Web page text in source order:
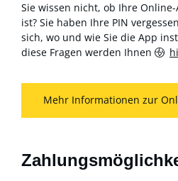
Sie wissen nicht, ob Ihre
ist? Sie haben Ihre PIN
sich, wo und wie Sie die App
diese Fragen werden Ihnen
Mehr Informationen zur